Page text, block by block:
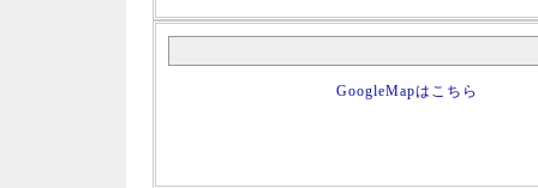
GoogleMapはこちら